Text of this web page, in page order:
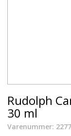
Rudolph
30 ml
Varenummer: